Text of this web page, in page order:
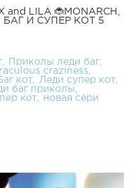
and LILA 🐞MONARCH,
БАГ И СУПЕР КОТ 5
Приколы леди баг
craziness
кот
Леди супер кот
баг приколы
кот новая сери